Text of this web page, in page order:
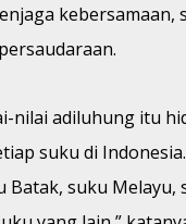
kebersamaan,
nilai adiluhung itu
suku di
Batak, suku Melayu,